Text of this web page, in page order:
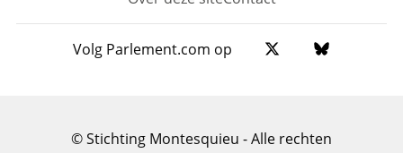
Footer
Volg Parlement.com op
© Stichting Montesquieu - Alle rechten